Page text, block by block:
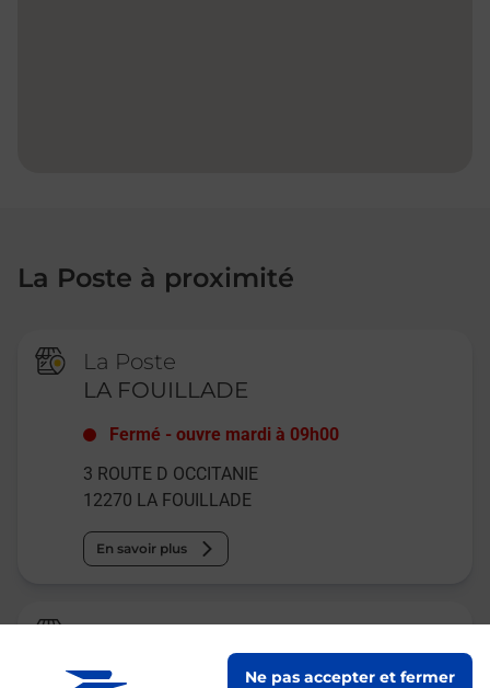
Ne pas accepter et fermer
La Poste à proximité
La Poste
LA FOUILLADE
Fermé -ouvre mardi à 09h00
3 ROUTE D OCCITANIE
12270 LA FOUILLADE
En savoir plus
La Poste Agence Communale
MONTEILS MAIRIE